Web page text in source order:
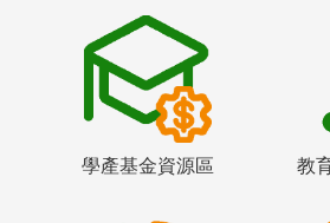
學產基金資源區 教